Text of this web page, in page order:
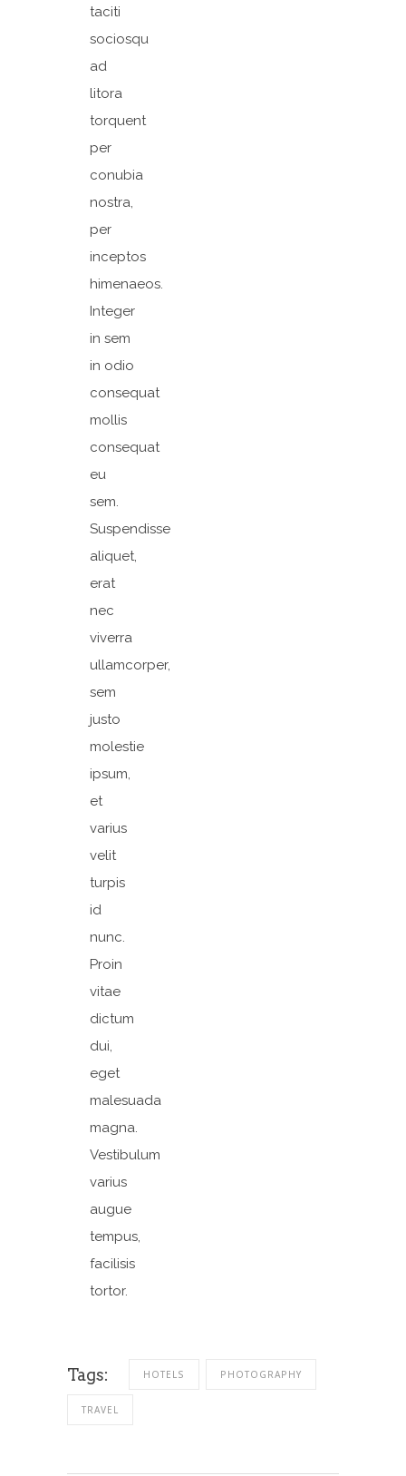
taciti
sociosqu
ad
litora
torquent
per
conubia
nostra,
per
inceptos
himenaeos.
Integer
in sem
in odio
consequat
mollis
consequat
eu
sem.
Suspendisse
aliquet,
erat
nec
viverra
ullamcorper,
sem
justo
molestie
ipsum,
et
varius
velit
turpis
id
nunc.
Proin
vitae
dictum
dui,
eget
malesuada
magna.
Vestibulum
varius
augue
tempus,
facilisis
tortor.
Tags: HOTELS PHOTOGRAPHY
TRAVEL